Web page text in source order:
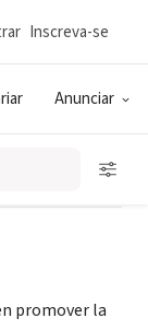
Anunciar
Inscreva-se
-
promover la